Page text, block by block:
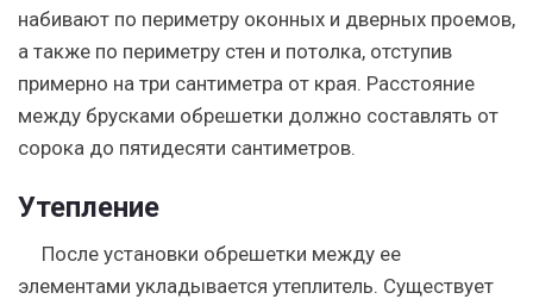
набивают по периметру оконных и дверных проемов,
а также по периметру стен и потолка, отступив
примерно на три сантиметра от края. Расстояние
между брусками обрешетки должно составлять от
сорока до пятидесяти сантиметров.
Утепление
После установки обрешетки между ее
элементами укладывается утеплитель. Существует